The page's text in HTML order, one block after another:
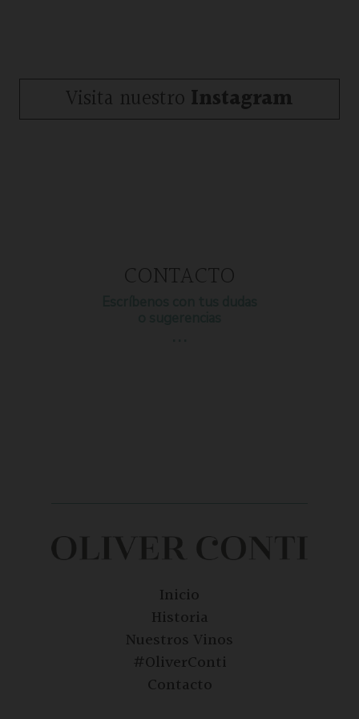
Visita nuestro Instagram
CONTACTO
Inicio
Historia
Nuestros Vinos
#OliverConti
Contacto